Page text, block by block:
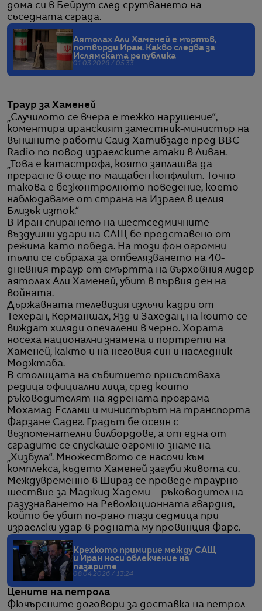
дома си в Бейрут след срутването на
съседната сграда.
Аятолах Али Хаменей е мъртъв,
потвърди Иран. Какво следва за
Ислямската република
01.03.2026 / 05:33
Траур за Хаменей
„Случилото се вчера е тежко нарушение“,
коментира иранският заместник-министър на
външните работи Саид Хатибзаде пред BBC
Radio по повод израелските атаки в Ливан.
„Това е катастрофа, която заплашва да
прерасне в още по-мащабен конфликт. Точно
такова е безконтролното поведение, което
наблюдаваме от страна на Израел в целия
Близък изток.“
В Иран спирането на шестседмичните
въздушни удари на САЩ бе представено от
режима като победа. На този фон огромни
тълпи се събраха за отбелязването на 40-
дневния траур от смъртта на върховния лидер
аятолах Али Хаменей, убит в първия ден на
войната.
Държавната телевизия излъчи кадри от
Техеран, Керманшах, Язд и Захедан, на които се
виждат хиляди опечалени в черно. Хората
носеха национални знамена и портрети на
Хаменей, както и на неговия син и наследник –
Моджтаба.
В столицата на събитието присъстваха
редица официални лица, сред които
ръководителят на ядрената програма
Мохамад Еслами и министърът на транспорта
Фарзане Садег. Градът бе осеян с
възпоменателни билбордове, а от една от
сградите се спускаше огромно знаме на
„Хизбула“. Множеството се насочи към
комплекса, където Хаменей загуби живота си.
Междувременно в Шираз се проведе траурно
шествие за Маджид Хадеми – ръководител на
разузнаването на Революционната гвардия,
който бе убит по-рано тази седмица при
израелски удар в родната му провинция Фарс.
Крехкото примирие между САЩ
и Иран носи облекчение на
пазарите
08.04.2026 / 13:24
Цените на петрола
Фючърсните договори за доставка на петрол